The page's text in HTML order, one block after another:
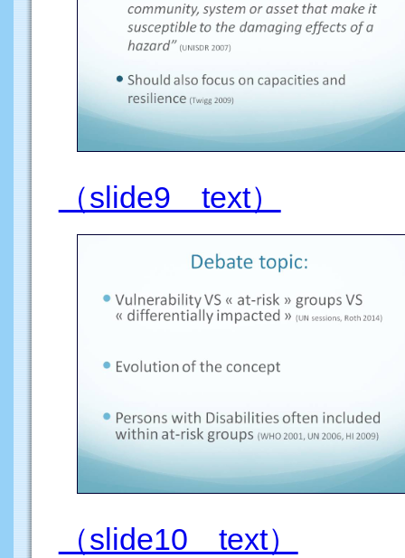
（slide9 text）
（slide10 text）